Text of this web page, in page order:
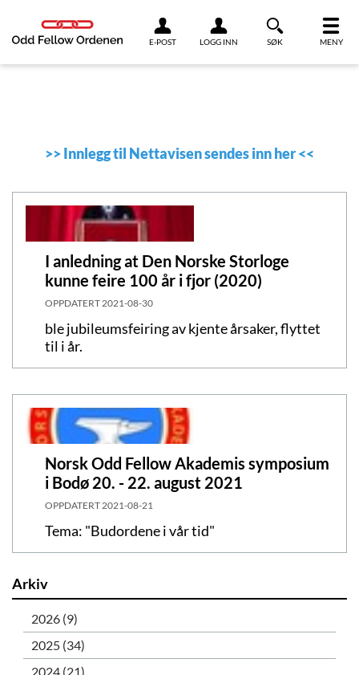
E-POST LOGG INN SØK MENY
>>Innlegg til Nettavisen sendes inn her<<
I anledning at Den Norske Storloge
kunne feire 100 år i fjor (2020)
OPPDATERT 2021-08-30
ble jubileumsfeiring av kjente årsaker, flyttet
til i år.
Norsk Odd Fellow Akademis symposium
i Bodø 20. - 22. august 2021
OPPDATERT 2021-08-21
Tema: "Budordene i vår tid"
Arkiv
2026 (9)
2025 (34)
2024 (21)